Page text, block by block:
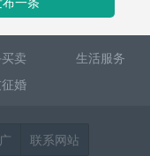
卖
生活服务
婚
联系网站